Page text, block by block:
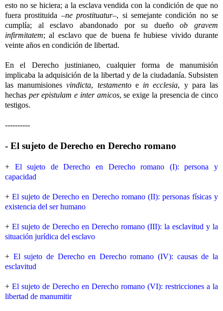
esto no se hiciera; a la esclava vendida con la condición de que no
fuera prostituida –ne prostituatur–, si semejante condición no se
cumplía; al esclavo abandonado por su dueñoob gravem
infirmitatem; al esclavo que de buena fe hubiese vivido durante
veinte años en condición de libertad.
En el Derecho justinianeo, cualquier forma de manumisión
implicaba la adquisición de la libertad y de la ciudadanía. Subsisten
las manumisionesvindicta, testamentoe in ecclesia, y para las
hechas per epistulam e inter amicos, se exige la presencia de cinco
testigos.
----------
- El sujeto de Derecho en Derecho romano
+ El sujeto de Derecho en Derecho romano (I): persona y
capacidad
+El sujeto de Derecho en Derecho romano (II): personas físicas y
existencia del ser humano
+ El sujeto de Derecho en Derecho romano (III): la esclavitud y la
situación jurídica del esclavo
+ El sujeto de Derecho en Derecho romano (IV): causas de la
esclavitud
+ El sujeto de Derecho en Derecho romano (VI): restricciones a la
libertad de manumitir